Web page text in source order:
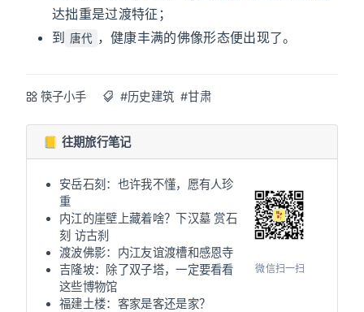
达拙重是过渡特征；
到
唐代 ，健康丰满的佛像形态便出现了。
筷子小手 #历史建筑 #甘肃
📒 往期旅行笔记
安岳石刻：也许我不懂，愿有人珍
重
内江的崖壁上藏着啥？下汉墓 赏石
刻 访古刹
渡波佛影：内江友谊渡槽和感恩寺
吉隆坡：除了双子塔，一定要看看
这些博物馆
福建土楼：客家是客还是家？
微信扫一扫